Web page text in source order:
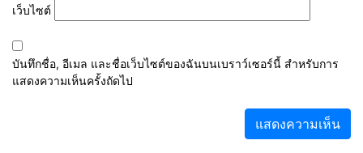
เว็บไซต์
บันทึกชื่อ, อีเมล และชื่อเว็บไซต์ของฉันบนเบราว์เซอร์นี้ สำหรับการ
แสดงความเห็นครั้งถัดไป